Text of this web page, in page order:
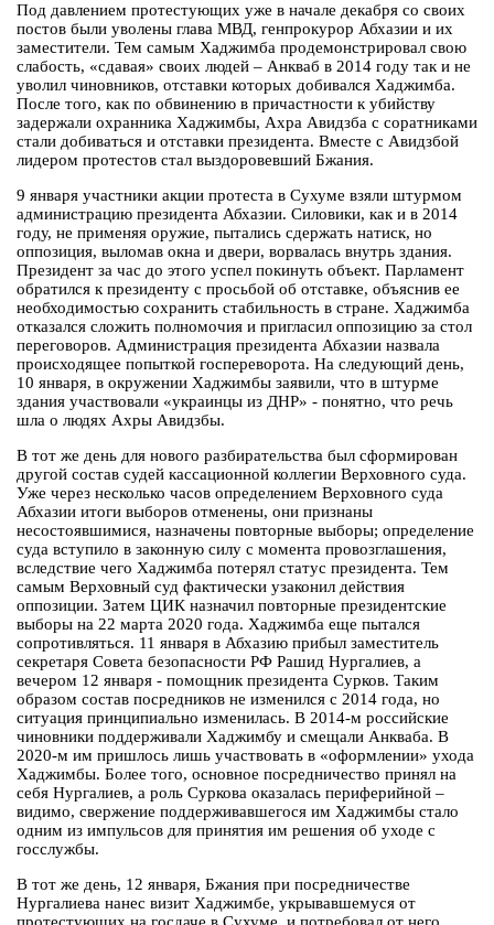
Под давлением протестующих уже в начале декабря со своих
постов были уволены глава МВД, генпрокурор Абхазии и их
заместители. Тем самым Хаджимба продемонстрировал свою
слабость, «сдавая» своих людей – Анкваб в 2014 году так и не
уволил чиновников, отставки которых добивался Хаджимба.
После того, как по обвинению в причастности к убийству
задержали охранника Хаджимбы, Ахра Авидзба с соратниками
стали добиваться и отставки президента. Вместе с Авидзбой
лидером протестов стал выздоровевший Бжания.
9 января участники акции протеста в Сухуме взяли штурмом
администрацию президента Абхазии. Силовики, как и в 2014
году, не применяя оружие, пытались сдержать натиск, но
оппозиция, выломав окна и двери, ворвалась внутрь здания.
Президент за час до этого успел покинуть объект. Парламент
обратился к президенту с просьбой об отставке, объяснив ее
необходимостью сохранить стабильность в стране. Хаджимба
отказался сложить полномочия и пригласил оппозицию за стол
переговоров. Администрация президента Абхазии назвала
происходящее попыткой госпереворота. На следующий день,
10 января, в окружении Хаджимбы заявили, что в штурме
здания участвовали «украинцы из ДНР» - понятно, что речь
шла о людях Ахры Авидзбы.
В тот же день для нового разбирательства был сформирован
другой состав судей кассационной коллегии Верховного суда.
Уже через несколько часов определением Верховного суда
Абхазии итоги выборов отменены, они признаны
несостоявшимися, назначены повторные выборы; определение
суда вступило в законную силу с момента провозглашения,
вследствие чего Хаджимба потерял статус президента. Тем
самым Верховный суд фактически узаконил действия
оппозиции. Затем ЦИК назначил повторные президентские
выборы на 22 марта 2020 года. Хаджимба еще пытался
сопротивляться. 11 января в Абхазию прибыл заместитель
секретаря Совета безопасности РФ Рашид Нургалиев, а
вечером 12 января - помощник президента Сурков. Таким
образом состав посредников не изменился с 2014 года, но
ситуация принципиально изменилась. В 2014-м российские
чиновники поддерживали Хаджимбу и смещали Анкваба. В
2020-м им пришлось лишь участвовать в «оформлении» ухода
Хаджимбы. Более того, основное посредничество принял на
себя Нургалиев, а роль Суркова оказалась периферийной –
видимо, свержение поддерживавшегося им Хаджимбы стало
одним из импульсов для принятия им решения об уходе с
госслужбы.
В тот же день, 12 января, Бжания при посредничестве
Нургалиева нанес визит Хаджимбе, укрывавшемуся от